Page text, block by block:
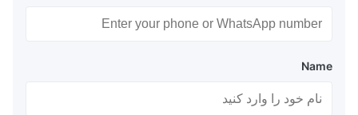
Name